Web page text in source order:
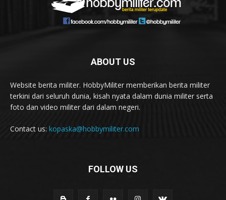
ABOUT US
Website berita militer. HobbyMiliter memberikan berita militer
terkini dari seluruh dunia, kisah nyata dalam dunia militer serta
foto dan video militer dari dalam negeri.
Contact us: kopaska@hobbymiliter.com
FOLLOW US